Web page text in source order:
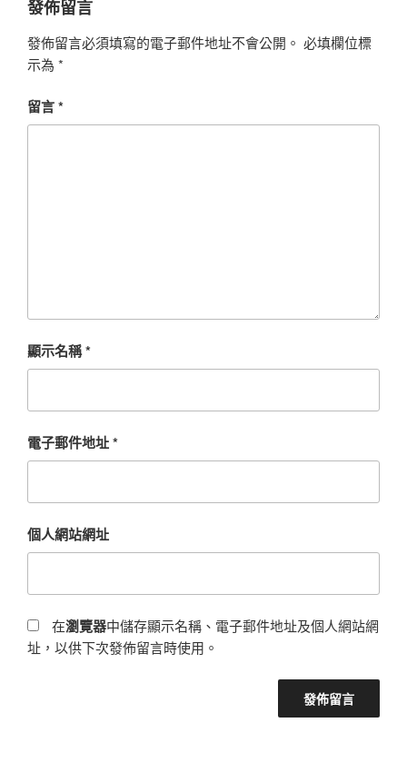
發佈留言
發佈留言必須填寫的電子郵件地址不會公開。 必填欄位標
示為 *
留言*
顯示名稱*
電子郵件地址*
個人網站網址
在瀏覽器中儲存顯示名稱、電子郵件地址及個人網站網
址，以供下次發佈留言時使用。